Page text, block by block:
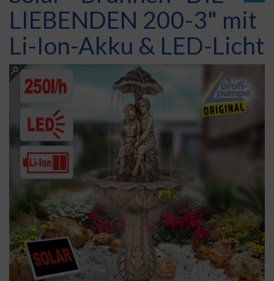
LIEBENDEN 200-3" mit
Li-Ion-Akku & LED-Licht